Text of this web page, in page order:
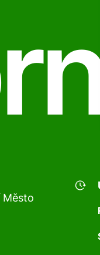
Město